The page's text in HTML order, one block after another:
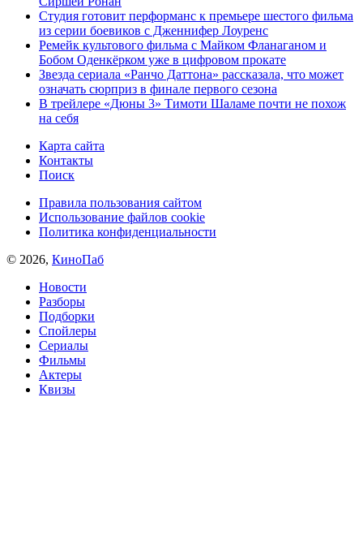
Студия готовит перформанс к премьере шестого фильма
из серии боевиков с Дженнифер Лоуренс
Ремейк культового фильма с Майком Фланаганом и
Бобом Оденкёрком уже в цифровом прокате
Звезда сериала «Ранчо Даттона» рассказала, что может
означать сюрприз в финале первого сезона
В трейлере «Дюны 3» Тимоти Шаламе почти не похож
на себя
Карта сайта
Контакты
Поиск
Правила пользования сайтом
Использование файлов cookie
Политика конфиденциальности
© 2026, КиноПаб
Новости
Разборы
Подборки
Спойлеры
Сериалы
Фильмы
Актеры
Квизы